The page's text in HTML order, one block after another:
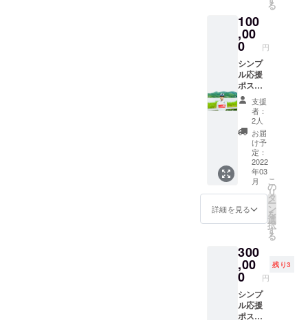
る
100
,00
0 円
シンプ
ル応援
ポスト
カード
来人選
手本人
からの
メッ
セージ
動画 現
地から
のレ
ポート
メール
帰国オ
フ時の
クロス
教室 (日
時など
は後日
選定)
支援
者：
2人
お届
け予
定：
2022
年03
月
詳細を見る
こ
の
リ
タ
ー
ン
を
選
択
す
る
300
,00
0 円
残り3
シンプ
ル応援
ポスト